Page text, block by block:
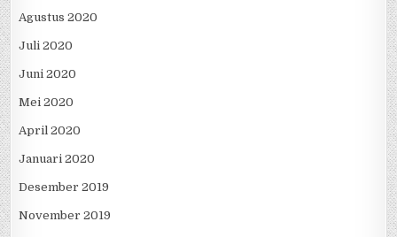
September 2020
Agustus 2020
Juli 2020
Juni 2020
Mei 2020
April 2020
Januari 2020
Desember 2019